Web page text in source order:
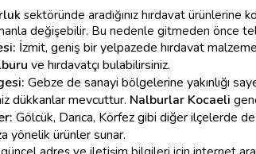
sektöründe aradığınız hırdavat
değişebilir. Bu nedenle gitmeden önce
İzmit, geniş bir yelpazede hırdavat
ve hırdavatçı bulabilirsiniz.
Gebze de sanayi bölgelerine yakınlığı
dükkanlar mevcuttur. Nalburlar Kocaeli
Gölcük, Darıca, Körfez gibi diğer ilçelerde
yönelik ürünler sunar.